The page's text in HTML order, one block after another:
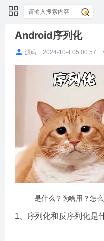
Android序列化
源码 2024-10-4 05:00:57
是什么？为啥用？怎
1、序列化和反序列化是